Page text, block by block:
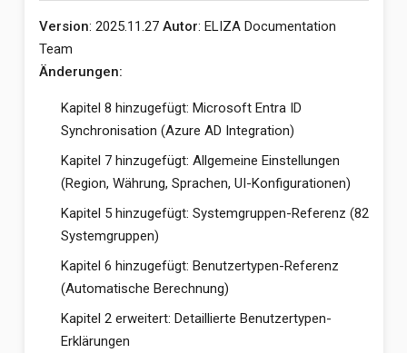
Version: 2025.11.27 Autor: ELIZA Documentation
Team
Änderungen:
Kapitel 8 hinzugefügt: Microsoft Entra ID
Synchronisation (Azure AD Integration)
Kapitel 7 hinzugefügt: Allgemeine Einstellungen
(Region, Währung, Sprachen, UI-Konfigurationen)
Kapitel 5 hinzugefügt: Systemgruppen-Referenz (82
Systemgruppen)
Kapitel 6 hinzugefügt: Benutzertypen-Referenz
(Automatische Berechnung)
Kapitel 2 erweitert: Detaillierte Benutzertypen-
Erklärungen